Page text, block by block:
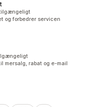
og forbedrer servicen
mersalg, rabat og e-mail